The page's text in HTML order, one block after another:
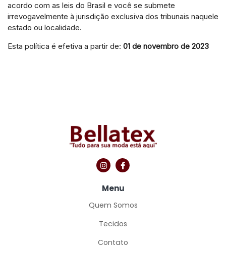
acordo com as leis do Brasil e você se submete
irrevogavelmente à jurisdição exclusiva dos tribunais naquele
estado ou localidade.
Esta política é efetiva a partir de: 01 de novembro de 2023
Menu
Quem Somos
Tecidos
Contato